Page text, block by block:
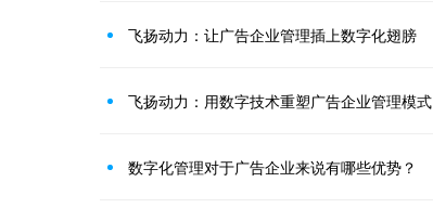
飞扬动力：让广告企业管理插上数字化翅膀
飞扬动力：用数字技术重塑广告企业管理模式
数字化管理对于广告企业来说有哪些优势？